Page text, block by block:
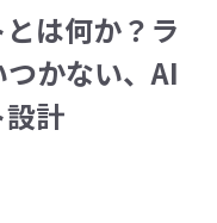
は何か？ラ
かない、AI
計